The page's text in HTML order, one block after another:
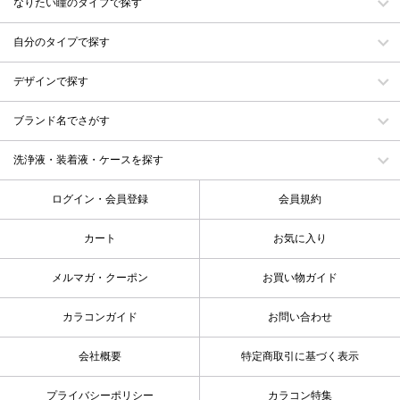
なりたい瞳のタイプで探す
自分のタイプで探す
デザインで探す
ブランド名でさがす
洗浄液・装着液・ケースを探す
ログイン・会員登録 会員規約
カート お気に入り
メルマガ・クーポン お買い物ガイド
カラコンガイド お問い合わせ
会社概要 特定商取引に基づく表示
プライバシーポリシー カラコン特集